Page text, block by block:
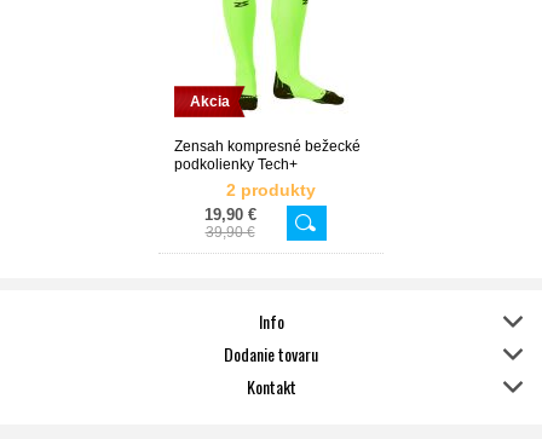
Akcia
Zensah kompresné bežecké
podkolienky Tech+
2 produkty
19,90 €
39,90 €
Info
Dodanie tovaru
Kontakt